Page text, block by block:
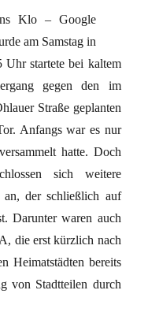
Klo – Google
am Samstag in
startete bei kaltem
gegen den im
Straße geplanten
Anfangs war es nur
hatte. Doch
sich weitere
an, der schließlich auf
Darunter waren auch
die erst kürzlich nach
Heimatstädten bereits
von Stadtteilen durch